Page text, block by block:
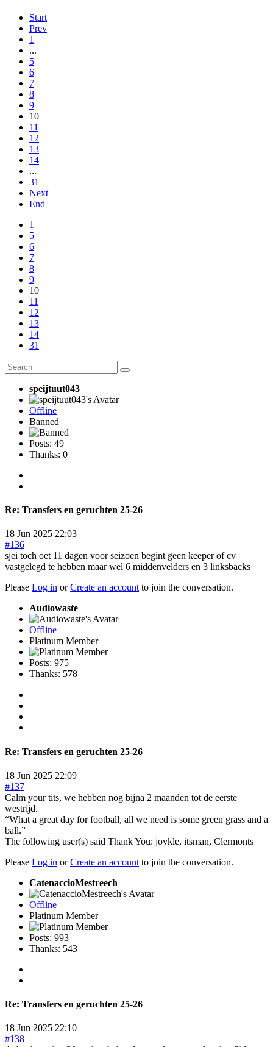
Start
Prev
1
...
5
6
7
8
9
10
11
12
13
14
...
31
Next
End
1
5
6
7
8
9
10
11
12
13
14
31
speijtuut043
Offline
Banned
Posts: 49
Thanks: 0
Re: Transfers en geruchten 25-26
18 Jun 2025 22:03
#136
sjei toch oet 11 dagen voor seizoen begint geen keeper of cv
vastgelegd te hebben maar wel 6 middenvelders en 3 linksbacks
Please Log in orCreate an account to join the conversation.
Audiowaste
Offline
Platinum Member
Posts: 975
Thanks: 578
Re: Transfers en geruchten 25-26
18 Jun 2025 22:09
#137
Calm your tits, we hebben nog bijna 2 maanden tot de eerste
westrijd.
“What a great day for football, all we need is some green grass and a
ball.”
The following user(s) said Thank You: jovkle, itsman, Clermonts
Please Log in orCreate an account to join the conversation.
CatenaccioMestreech
Offline
Platinum Member
Posts: 993
Thanks: 543
Re: Transfers en geruchten 25-26
18 Jun 2025 22:10
#138